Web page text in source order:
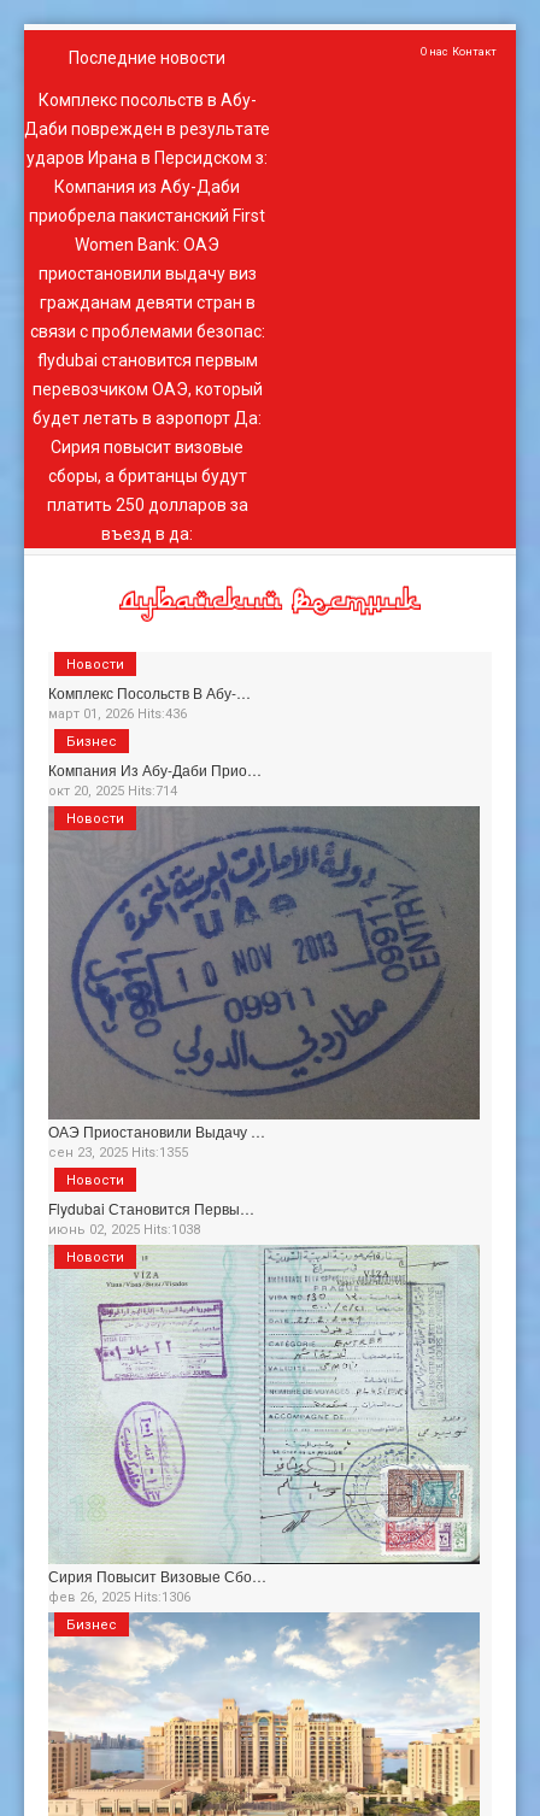
Последние новости
Комплекс посольств в Абу-
Даби поврежден в результате
ударов Ирана в Персидском з:
Компания из Абу-Даби
приобрела пакистанский First
Women Bank: ОАЭ
приостановили выдачу виз
гражданам девяти стран в
связи с проблемами безопас:
flydubai становится первым
перевозчиком ОАЭ, который
будет летать в аэропорт Да:
Сирия повысит визовые
сборы, а британцы будут
платить 250 долларов за
въезд в да:
О нас Контакт
Комплекс Посольств В Абу-…
март 01, 2026 Hits:436
Новости
Компания Из Абу-Даби Прио…
окт 20, 2025 Hits:714
Бизнес
ОАЭ Приостановили Выдачу …
сен 23, 2025 Hits:1355
Новости
Flydubai Становится Первы…
июнь 02, 2025 Hits:1038
Новости
Сирия Повысит Визовые Сбо…
фев 26, 2025 Hits:1306
Новости
Бизнес